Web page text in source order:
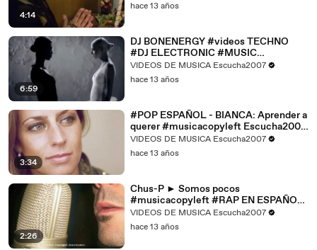
4:14
hace 13 años
6:59
DJ BONENERGY #videos TECHNO
#DJ ELECTRONIC #MUSIC
Escucha2007 #techno #electronic
VIDEOS DE MUSICA Escucha2007
hace 13 años
3:34
#POP ESPAÑOL - BIANCA: Aprender a
querer #musicacopyleft Escucha2007
#Videos de #música
VIDEOS DE MUSICA Escucha2007
hace 13 años
2:26
Chus-P ► Somos pocos
#musicacopyleft #RAP EN ESPAÑOL
Escucha2007 #videos #musica
VIDEOS DE MUSICA Escucha2007
hace 13 años